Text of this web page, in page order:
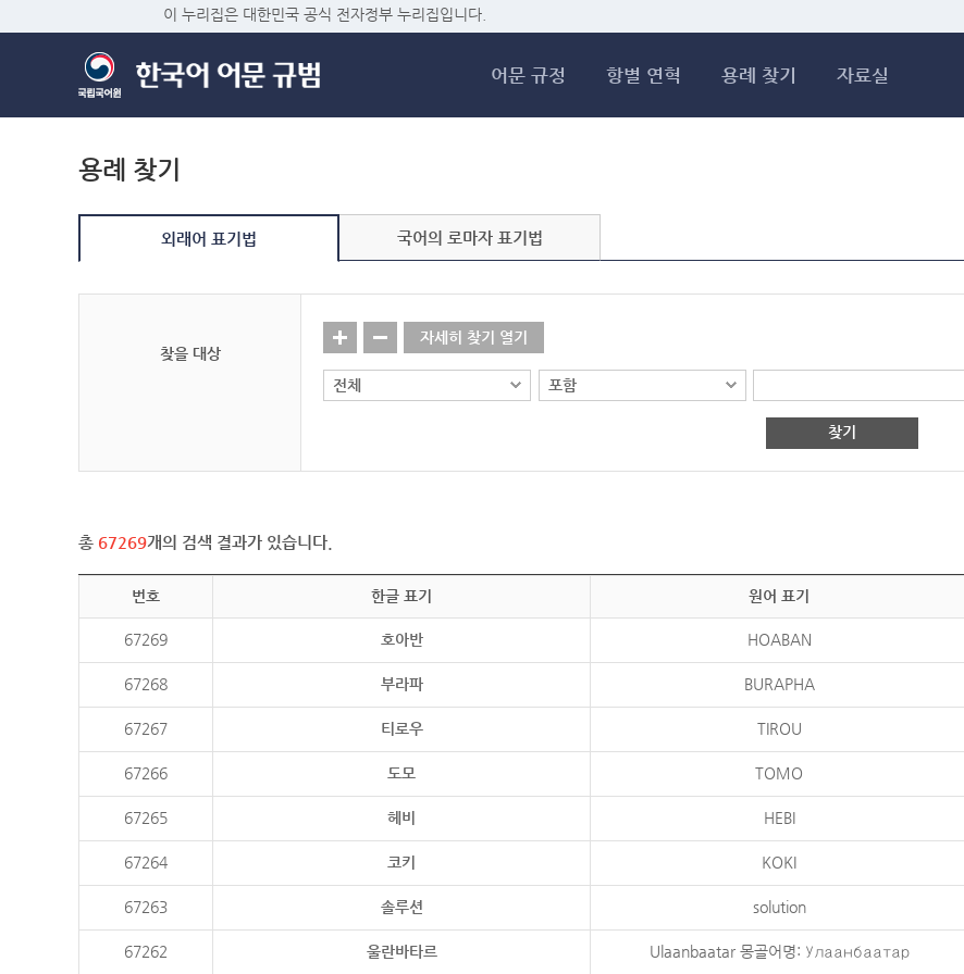
이 누리집은 대한민국 공식 전자정부 누리집입니다.
어문 규정 항별 연혁 용례 찾기 자료실
용례 찾기
외래어 표기법 국어의 로마자 표기법
찾을 대상
자세히 찾기 열기
찾기
총 67269개의 검색 결과가 있습니다.
번호 한글 표기 원어 표기
67269 호아반 HOABAN
67268 부라파 BURAPHA
67267 티로우 TIROU
67266 도모 TOMO
67265 헤비 HEBI
67264 코키 KOKI
67263 솔루션 solution
67262 울란바타르 Ulaanbaatar 몽골어명: Улаанбаатар